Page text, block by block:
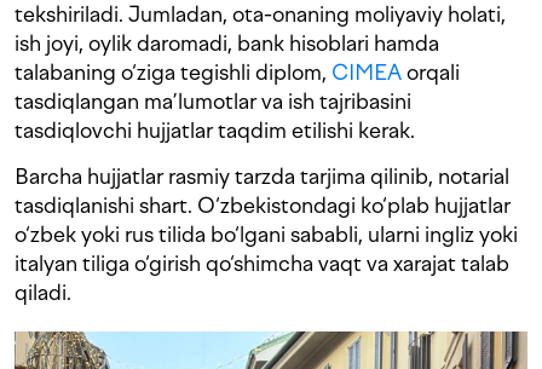
tekshiriladi. Jumladan, ota-onaning moliyaviy holati,
ish joyi, oylik daromadi, bank hisoblari hamda
talabaning o‘ziga tegishli diplom, CIMEAorqali
tasdiqlangan ma’lumotlar va ish tajribasini
tasdiqlovchi hujjatlar taqdim etilishi kerak.
Barcha hujjatlar rasmiy tarzda tarjima qilinib, notarial
tasdiqlanishi shart. O‘zbekistondagi ko‘plab hujjatlar
o‘zbek yoki rus tilida bo‘lgani sababli, ularni ingliz yoki
italyan tiliga o‘girish qo‘shimcha vaqt va xarajat talab
qiladi.